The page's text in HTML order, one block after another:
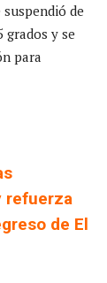
de
grados y se
para
refuerza
de El